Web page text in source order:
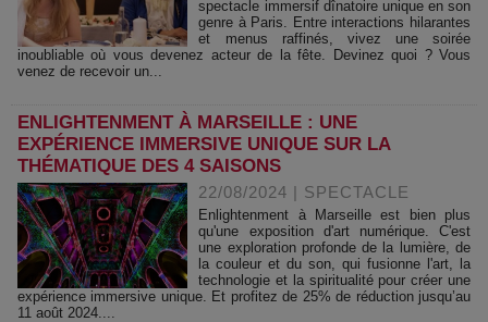
spectacle immersif dînatoire unique en son
genre à Paris. Entre interactions hilarantes
et menus raffinés, vivez une soirée
inoubliable où vous devenez acteur de la fête. Devinez quoi ? Vous
venez de recevoir un...
ENLIGHTENMENT À MARSEILLE : UNE
EXPÉRIENCE IMMERSIVE UNIQUE SUR LA
THÉMATIQUE DES 4 SAISONS
22/08/2024 | SPECTACLE
Enlightenment à Marseille est bien plus
qu'une exposition d'art numérique. C'est
une exploration profonde de la lumière, de
la couleur et du son, qui fusionne l'art, la
technologie et la spiritualité pour créer une
expérience immersive unique. Et profitez de 25% de réduction jusqu’au
11 août 2024....